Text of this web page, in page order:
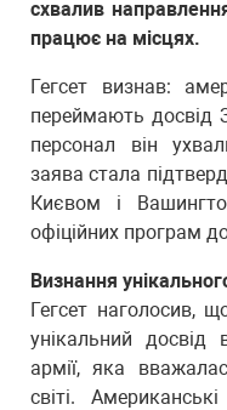
схвалив
працює на місцях.
Гегсет визнав:
переймають досвід
персонал він
заява стала
Києвом і
офіційних програм
Визнання
Гегсет наголосив,
унікальний досвід
армії, яка
світі.